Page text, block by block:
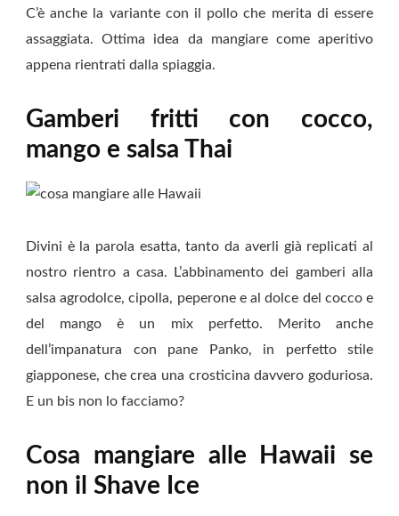
C’è anche la variante con il pollo che merita di essere
assaggiata. Ottima idea da mangiare come aperitivo
appena rientrati dalla spiaggia.
Gamberi fritti con cocco,
mango e salsa Thai
Divini è la parola esatta, tanto da averli già replicati al
nostro rientro a casa. L’abbinamento dei gamberi alla
salsa agrodolce, cipolla, peperone e al dolce del cocco e
del mango è un mix perfetto. Merito anche
dell’impanatura con pane Panko, in perfetto stile
giapponese, che crea una crosticina davvero goduriosa.
E un bis non lo facciamo?
Cosa mangiare alle Hawaii se
non il Shave Ice